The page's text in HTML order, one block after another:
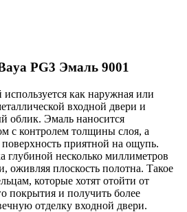
PG3 Эмаль 9001
как наружная или
входной двери и
облик. Эмаль наносится
с контролем толщины слоя, а
приятной на ощупь.
глубиной несколько миллиметров
оживляя плоскость полотна. Такое
которые хотят отойти от
покрытия и получить более
отделку входной двери.